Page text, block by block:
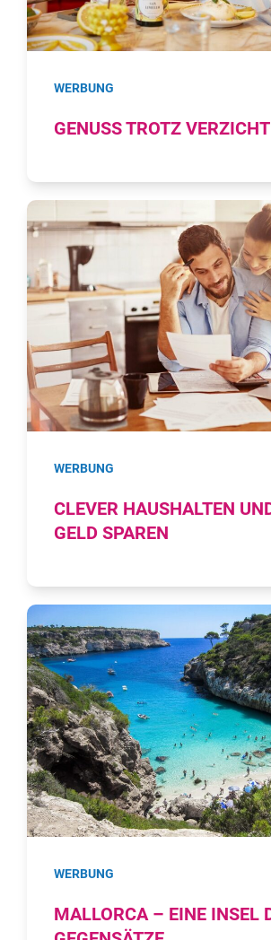
WERBUNG
GENUSS TROTZ VERZICHT
WERBUNG
CLEVER HAUSHALTEN
GELD SPAREN
WERBUNG
MALLORCA – EINE INSEL